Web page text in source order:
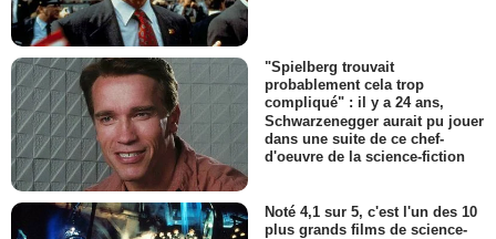
"Spielberg trouvait
probablement cela trop
compliqué" : il y a 24 ans,
Schwarzenegger aurait pu jouer
dans une suite de ce chef-
d'oeuvre de la science-fiction
Noté 4,1 sur 5, c'est l'un des 10
plus grands films de science-